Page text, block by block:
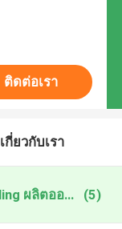
ติดต่อเรา
เกี่ยวกับเรา
2in concrete pump clamp coupling ผลิตออนไลน์ (5)